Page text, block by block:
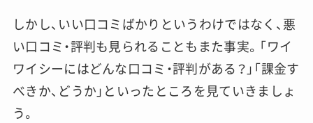
しかし、いい口コミばかりというわけではなく、悪
い口コミ・評判も見られることもまた事実。「ワイ
ワイシーにはどんな口コミ・評判がある？」「課金す
べきか、どうか」といったところを見ていきましょ
う。